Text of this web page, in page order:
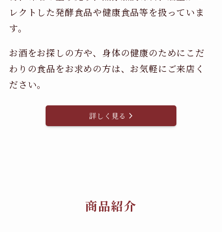
レクトした発酵食品や健康食品等を扱っていま
す。
お酒をお探しの方や、身体の健康のためにこだ
わりの食品をお求めの方は、お気軽にご来店く
ださい。
詳しく見る
商品紹介